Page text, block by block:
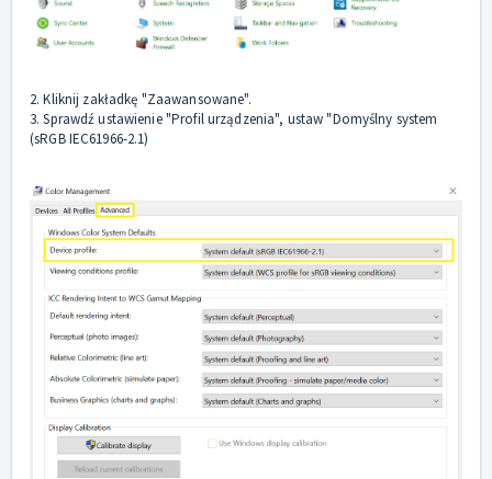
2. Kliknij zakładkę "Zaawansowane".
3. Sprawdź ustawienie "Profil urządzenia", ustaw "Domyślny system
(sRGB IEC61966-2.1)